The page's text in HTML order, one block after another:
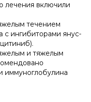
лечения включили
течением
с ингибиторами янус-
и тяжелым
иммуноглобулина